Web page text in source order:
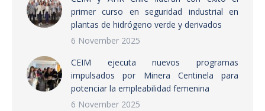
primer curso en seguridad industrial en
plantas de hidrógeno verde y derivados
6 November 2025
CEIM ejecuta nuevos programas
impulsados por Minera Centinela para
potenciar la empleabilidad femenina
6 November 2025